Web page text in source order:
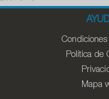
Política de
Mapa